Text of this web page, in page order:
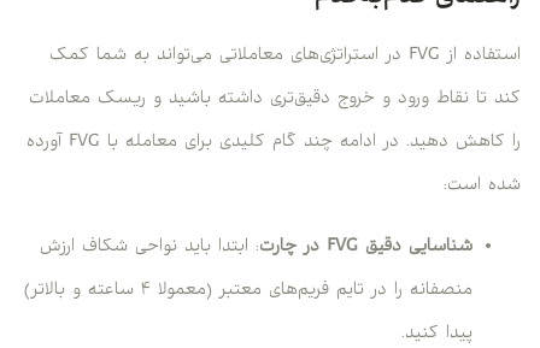
استفاده از FVG در استراتژی‌های معاملاتی می‌تواند به شما کمک
کند تا نقاط ورود و خروج دقیق‌تری داشته باشید و ریسک معاملات
را کاهش دهید. در ادامه چند گام کلیدی برای معامله با FVG آورده
شده است:
شناسایی دقیق FVG در چارت: ابتدا باید نواحی شکاف ارزش
منصفانه را در تایم فریم‌های معتبر (معمولا ۴ ساعته و بالاتر)
پیدا کنید.